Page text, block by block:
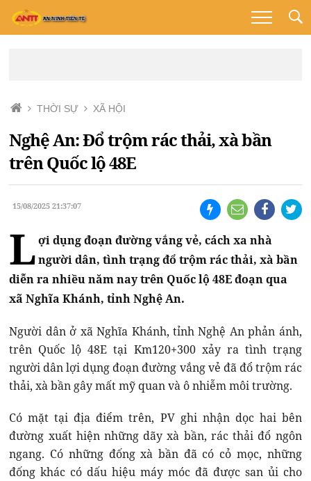
THỜI SỰ XÃ HỘI
Nghệ An: Đổ trộm rác thải, xà bần
trên Quốc lộ 48E
15/08/2025 21:37:07
L ợi dụng đoạn đường vắng vẻ, cách xa nhà
người dân, tình trạng đổ trộm rác thải, xà bần
diễn ra nhiều năm nay trên Quốc lộ 48E đoạn qua
xã Nghĩa Khánh, tỉnh Nghệ An.
Người dân ở xã Nghĩa Khánh, tỉnh Nghệ An phản ánh,
trên Quốc lộ 48E tại Km120+300 xảy ra tình trạng
người dân lợi dụng đoạn đường vắng vẻ đã đổ trộm rác
thải, xà bần gây mất mỹ quan và ô nhiễm môi trường.
Có mặt tại địa điểm trên, PV ghi nhận dọc hai bên
đường xuất hiện những dãy xà bần, rác thải đổ ngôn
ngang. Có những đống xà bần đã có cỏ mọc, những
đống khác có dấu hiệu máy móc đã được san ủi cho